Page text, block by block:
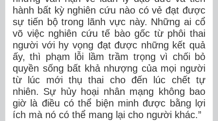
hành bất kỳ nghiên cứu nào có vẻ đạt được
sự tiến bộ trong lãnh vực này. Những ai cổ
võ việc nghiên cứu tế bào gốc từ phôi thai
người với hy vọng đạt được những kết quả
ấy, thì phạm lỗi lầm trầm trọng vì chối bỏ
quyền sống bất khả nhượng của mọi người
từ lúc mới thụ thai cho đến lúc chết tự
nhiên. Sự hủy hoại nhân mạng không bao
giờ là điều có thể biện minh được bằng lợi
ích mà nó có thể mang lại cho người khác.”